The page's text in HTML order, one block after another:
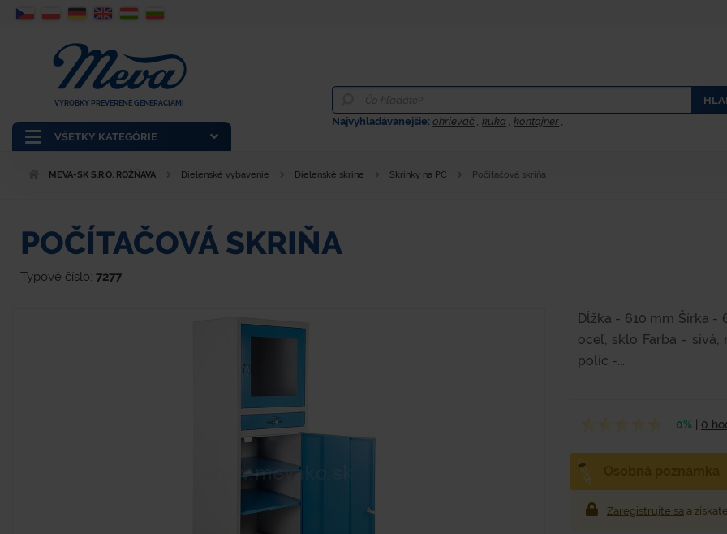
VŠETKY KATEGÓRIE
VÝROBKY PREVERENÉ GENERÁCIAMI
Najvyhladávanejšie:ohrievač ,kuka ,kontajner ,
MEVA-SK S.R.O. ROŽŇAVA Dielenské vybavenie Dielenské skrine Skrinky na PC Počítačová skriňa
POČÍTAČOVÁ SKRIŇA
Typové číslo: 7277
Dĺžka - 610 mm Šírka -
oceľ, sklo Farba -
políc -...
0% 0
Zaregistrujte sa a